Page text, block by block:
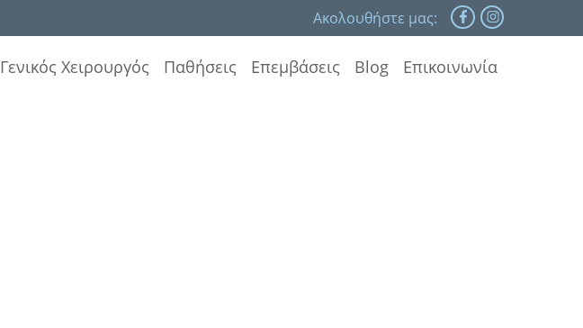
Ακολουθήστε μας:
Γενικός Χειρουργός Παθήσεις Επεμβάσεις Blog Επικοινωνία